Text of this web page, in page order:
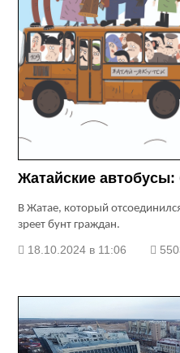
Жатайские
В Жатае, который
зреет бунт граждан.
18.10.2024 в 11:06